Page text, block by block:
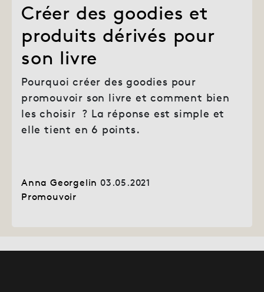
Créer des goodies et
produits dérivés pour
son livre
Pourquoi créer des goodies pour
promouvoir son livre et comment bien
les choisir ? La réponse est simple et
elle tient en 6 points.
Anna Georgelin 03.05.2021
Promouvoir